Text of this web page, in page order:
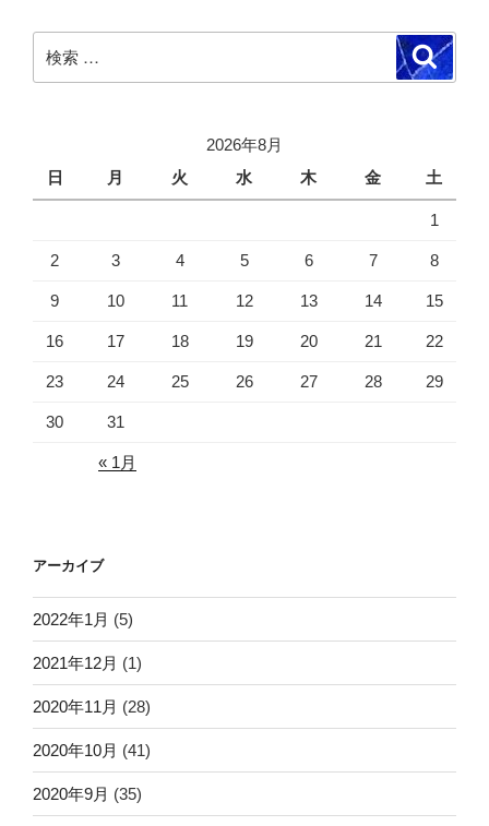
索:
検
索
2026年8月
日
月 火 水 木 金 土
1
2 3 4 5 6 7 8
9 10 11 12 13 14 15
16 17 18 19 20 21 22
23 24 25 26 27 28 29
30 31
« 1月
アーカイブ
2022年1月 (5)
2021年12月 (1)
2020年11月 (28)
2020年10月 (41)
2020年9月 (35)